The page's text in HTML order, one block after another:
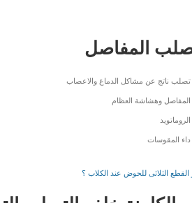
تصلب المفاصل
تصلب ناتج عن مشاكل الدماغ والاعصاب
المفاصل وهشاشة العظام
الروماتويد
داء المقوسات
القطع الثلاثى للحوض عند الكلاب ؟